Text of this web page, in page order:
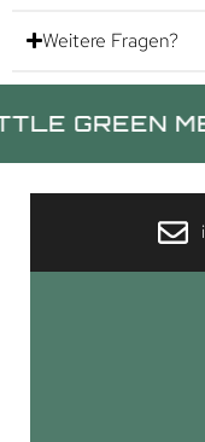
Weitere Fragen?
MEN.